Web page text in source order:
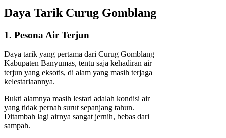
Daya Tarik Curug Gomblang
1. Pesona Air Terjun
Daya tarik yang pertama dari Curug Gomblang
Kabupaten Banyumas, tentu saja kehadiran air
terjun yang eksotis, di alam yang masih terjaga
kelestariaannya.
Bukti alamnya masih lestari adalah kondisi air
yang tidak pernah surut sepanjang tahun.
Ditambah lagi airnya sangat jernih, bebas dari
sampah.